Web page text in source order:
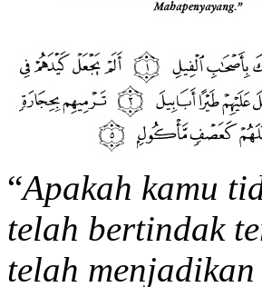
“Apakah kamu
telah bertindak
telah